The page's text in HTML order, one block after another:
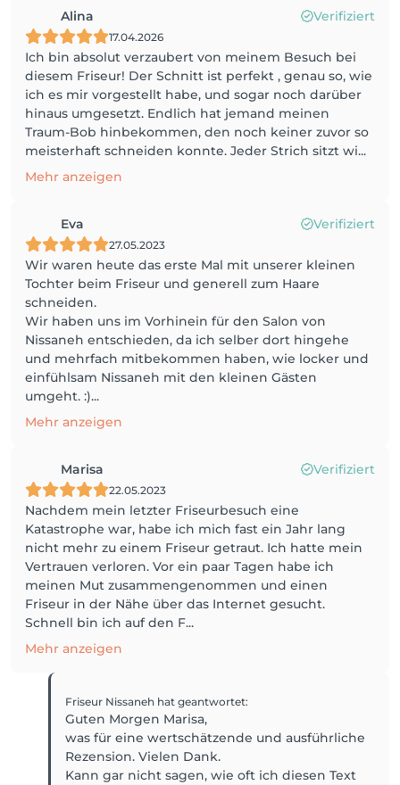
Alina Verifiziert
17.04.2026
Ich bin absolut verzaubert von meinem Besuch bei
diesem Friseur! Der Schnitt ist perfekt , genau so, wie
ich es mir vorgestellt habe, und sogar noch darüber
hinaus umgesetzt. Endlich hat jemand meinen
Traum-Bob hinbekommen, den noch keiner zuvor so
meisterhaft schneiden konnte. Jeder Strich sitzt wi...
Mehr anzeigen
Eva Verifiziert
27.05.2023
Wir waren heute das erste Mal mit unserer kleinen
Tochter beim Friseur und generell zum Haare
schneiden.
Wir haben uns im Vorhinein für den Salon von
Nissaneh entschieden, da ich selber dort hingehe
und mehrfach mitbekommen haben, wie locker und
einfühlsam Nissaneh mit den kleinen Gästen
umgeht. :)...
Mehr anzeigen
Marisa Verifiziert
22.05.2023
Nachdem mein letzter Friseurbesuch eine
Katastrophe war, habe ich mich fast ein Jahr lang
nicht mehr zu einem Friseur getraut. Ich hatte mein
Vertrauen verloren. Vor ein paar Tagen habe ich
meinen Mut zusammengenommen und einen
Friseur in der Nähe über das Internet gesucht.
Schnell bin ich auf den F...
Mehr anzeigen
Friseur Nissaneh hat geantwortet:
Guten Morgen Marisa,
was für eine wertschätzende und ausführliche
Rezension. Vielen Dank.
Kann gar nicht sagen, wie oft ich diesen Text